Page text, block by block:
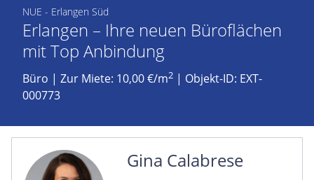
NUE - Erlangen Süd
Erlangen – Ihre neuen Büroflächen
mit Top Anbindung
Büro | Zur Miete: 10,00 €/m2 | Objekt-ID: EXT-
000773
Gina Calabrese